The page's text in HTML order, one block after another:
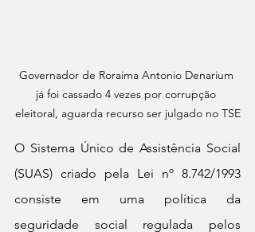
Governador de Roraima Antonio Denarium
já foi cassado 4 vezes por corrupção
eleitoral, aguarda recurso ser julgado no TSE
O Sistema Único de Assistência Social
(SUAS) criado pela Lei nº 8.742/1993
consiste em uma política da
seguridade social regulada pelos